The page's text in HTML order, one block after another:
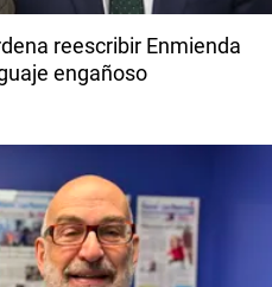
reescribir Enmienda
engañoso